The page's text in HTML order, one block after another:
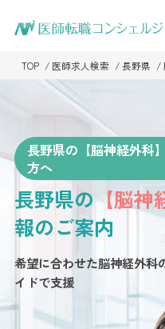
TOP 医師求人検索 長野県
長野県の【脳神経外科
方へ
長野県の【脳神
報のご案内
希望に合わせた脳神経外科
イドで支援